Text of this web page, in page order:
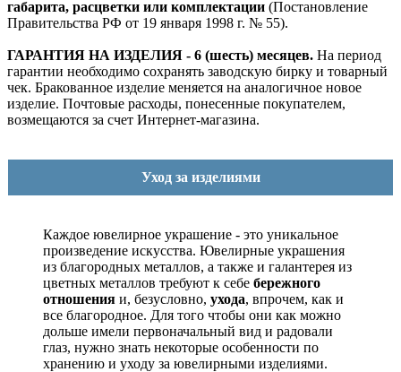
габарита, расцветки или комплектации (Постановление
Правительства РФ от 19 января 1998 г. № 55).
ГАРАНТИЯ НА ИЗДЕЛИЯ - 6 (шесть) месяцев. На период
гарантии необходимо сохранять заводскую бирку и товарный
чек. Бракованное изделие меняется на аналогичное новое
изделие. Почтовые расходы, понесенные покупателем,
возмещаются за счет Интернет-магазина.
Уход за изделиями
Каждое ювелирное украшение - это уникальное
произведение искусства. Ювелирные украшения
из благородных металлов, а также и галантерея из
цветных металлов требуют к себе бережного
отношения и, безусловно, ухода, впрочем, как и
все благородное. Для того чтобы они как можно
дольше имели первоначальный вид и радовали
глаз, нужно знать некоторые особенности по
хранению и уходу за ювелирными изделиями.